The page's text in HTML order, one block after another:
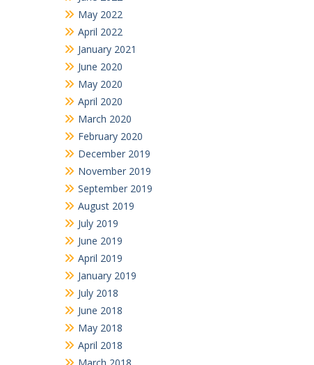
April 2022
January 2021
June 2020
April 2020
March 2020
February 2020
December 2019
November 2019
September 2019
August 2019
July 2019
June 2019
April 2019
January 2019
July 2018
June 2018
April 2018
March 2018